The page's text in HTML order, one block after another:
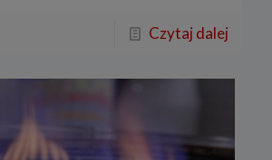
Czytaj dalej